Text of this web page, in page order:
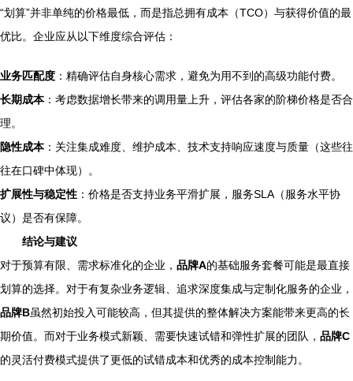
“划算”并非单纯的价格最低，而是指总拥有成本（TCO）与获得价值的最
优比。企业应从以下维度综合评估：
业务匹配度 ：精确评估自身核心需求，避免为用不到的高级功能付费。
长期成本：考虑数据增长带来的调用量上升，评估各家的阶梯价格是否合
理。
隐性成本：关注集成难度、维护成本、技术支持响应速度与质量（这些往
往在口碑中体现）。
扩展性与稳定性 ：价格是否支持业务平滑扩展，服务SLA（服务水平协
议）是否有保障。
结论与建议
对于预算有限、需求标准化的企业， 品牌A的基础服务套餐可能是最直接
划算的选择。对于有复杂业务逻辑、追求深度集成与定制化服务的企业，
品牌B虽然初始投入可能较高，但其提供的整体解决方案能带来更高的长
期价值。而对于业务模式新颖、需要快速试错和弹性扩展的团队， 品牌C
的灵活付费模式提供了更低的试错成本和优秀的成本控制能力。